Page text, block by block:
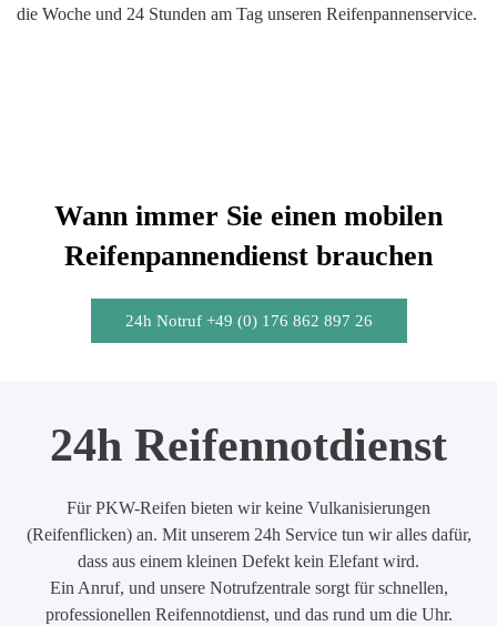
die Woche und 24 Stunden am Tag unseren Reifenpannenservice.
Wann immer Sie einen mobilen
Reifenpannendienst brauchen
24h Notruf +49 (0) 176 862 897 26
24h Reifennotdienst
Für PKW-Reifen bieten wir keine Vulkanisierungen
(Reifenflicken) an. Mit unserem 24h Service tun wir alles dafür,
dass aus einem kleinen Defekt kein Elefant wird.
Ein Anruf, und unsere Notrufzentrale sorgt für schnellen,
professionellen Reifennotdienst, und das rund um die Uhr.